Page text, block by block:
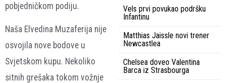
pobjedničkom podiju.
Naša Elvedina Muzaferija nije
osvojila nove bodove u
Svjetskom kupu. Nekoliko
sitnih grešaka tokom vožnje
Vels prvi povukao podršku
Infantinu
Matthias Jaissle novi trener
Newcastlea
Chelsea doveo Valentina
Barca iz Strasbourga